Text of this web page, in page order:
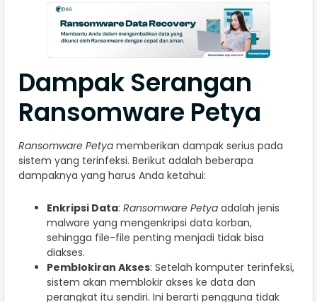
Dampak Serangan
Ransomware Petya
Ransomware Petya memberikan dampak serius pada
sistem yang terinfeksi. Berikut adalah beberapa
dampaknya yang harus Anda ketahui:
Enkripsi Data: Ransomware Petya adalah jenis
malware yang mengenkripsi data korban,
sehingga file-file penting menjadi tidak bisa
diakses.
Pemblokiran Akses: Setelah komputer terinfeksi,
sistem akan memblokir akses ke data dan
perangkat itu sendiri. Ini berarti pengguna tidak